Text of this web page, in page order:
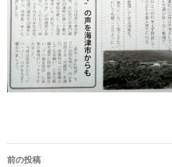
投
前の投稿